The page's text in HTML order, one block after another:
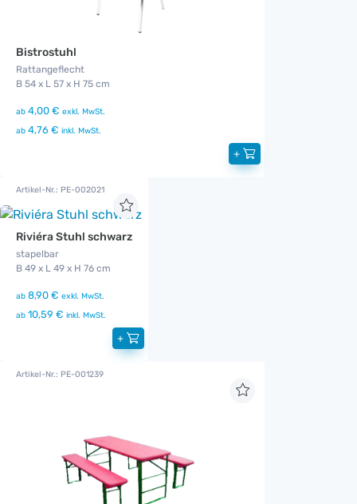
Bistrostuhl
Rattangeflecht
B 54 x L 57 x H 75 cm
ab 4,00 € exkl. MwSt.
ab 4,76 € inkl. MwSt.
+
Artikel-Nr.: PE-002021
Riviéra Stuhl schwarz
stapelbar
B 49 x L 49 x H 76 cm
ab 8,90 € exkl. MwSt.
ab 10,59 € inkl. MwSt.
+
Artikel-Nr.: PE-001239